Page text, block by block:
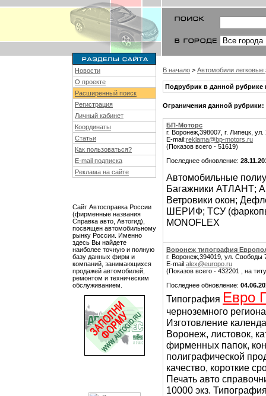
Новости
О проекте
Расширенный поиск
Регистрация
Личный кабинет
Координаты
Статьи
Как пользоваться?
E-mail подписка
Реклама на сайте
Сайт Автосправка России
(фирменные названия
Справка авто, Автогид),
посвящен автомобильному
рынку России. Именно
здесь Вы найдете
наиболее точную и полную
базу данных фирм и
компаний, занимающихся
продажей автомобилей,
ремонтом и техническим
обслуживанием.
В начало > Автомобили легковые
Подрубрик в данной рубрике
Ограничения данной рубрики:
БП-Моторс
г. Воронеж,398007, г. Липецк,
E-mail:reklama@bp-motors.ru
(Показов всего - 51619)
Последнее обновление:
Автомобильные
Багажники АТЛАНТ;
Ветровики окон;
ШЕРИФ; ТСУ
MONOFLEX
Воронеж типография
г. Воронеж,394019, ул.
E-mail:alex@europo.ru
(Показов всего - 432201 , на
Последнее обновление:
Типография Евро
черноземного
Изготовление
Воронеж, листовок,
фирменных папок,
полиграфической
качество, короткие
Печать авто
10000 экз.